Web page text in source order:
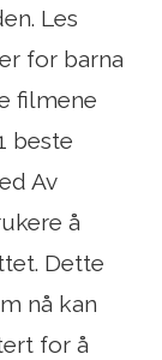
Les
for barna
filmene
beste
Av
å
Dette
nå kan
for å